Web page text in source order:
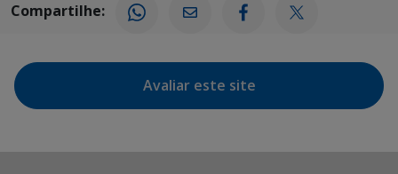
Compartilhe:
Avaliar este site